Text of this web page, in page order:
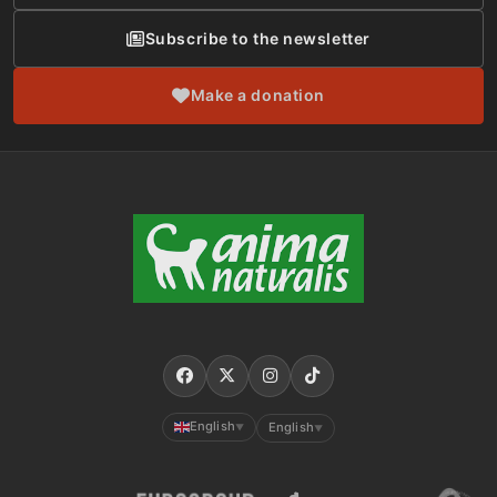
Subscribe to the newsletter
Make a donation
English ▼ English ▼